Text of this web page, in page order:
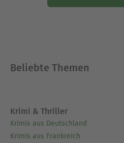
Beliebte Themen
Krimi & Thriller
Krimis aus Deutschland
Krimis aus Frankreich